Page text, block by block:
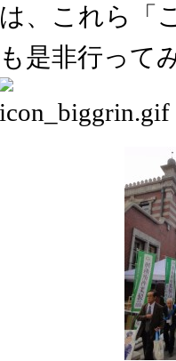
は、これら「
も是非行って